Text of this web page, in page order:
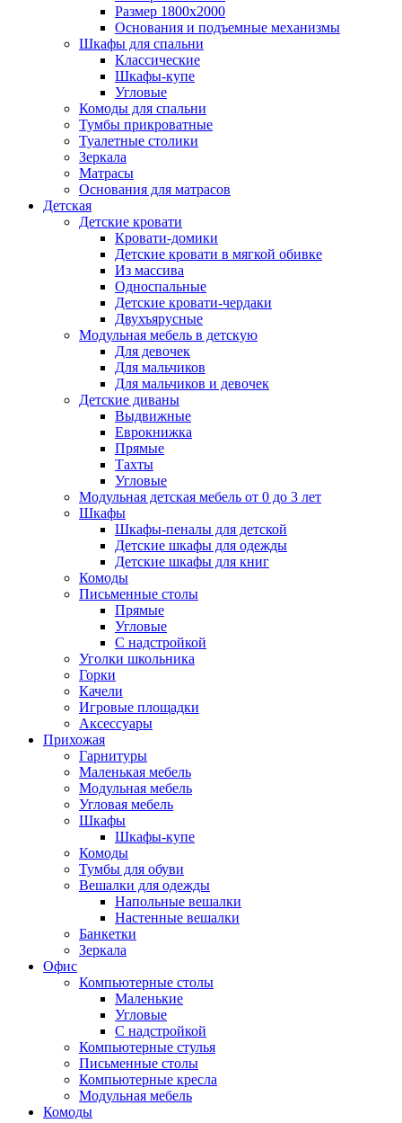
Размер 1800х2000
Основания и подъемные механизмы
Шкафы для спальни
Классические
Шкафы-купе
Угловые
Комоды для спальни
Тумбы прикроватные
Туалетные столики
Зеркала
Матрасы
Основания для матрасов
Детская
Детские кровати
Кровати-домики
Детские кровати в мягкой обивке
Из массива
Односпальные
Детские кровати-чердаки
Двухъярусные
Модульная мебель в детскую
Для девочек
Для мальчиков
Для мальчиков и девочек
Детские диваны
Выдвижные
Еврокнижка
Прямые
Тахты
Угловые
Модульная детская мебель от 0 до 3 лет
Шкафы
Шкафы-пеналы для детской
Детские шкафы для одежды
Детские шкафы для книг
Комоды
Письменные столы
Прямые
Угловые
С надстройкой
Уголки школьника
Горки
Качели
Игровые площадки
Аксессуары
Прихожая
Гарнитуры
Маленькая мебель
Модульная мебель
Угловая мебель
Шкафы
Шкафы-купе
Комоды
Тумбы для обуви
Вешалки для одежды
Напольные вешалки
Настенные вешалки
Банкетки
Зеркала
Офис
Компьютерные столы
Маленькие
Угловые
С надстройкой
Компьютерные стулья
Письменные столы
Компьютерные кресла
Модульная мебель
Комоды